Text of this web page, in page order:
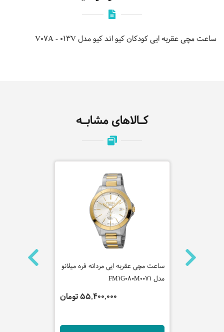
ساعت مچی عقربه ایی کودکان کیو اند کیو مدل V07A - 013V
کـالاهای مشابـه
ساعت مچی
ساعت مچی عقربه ایی مردانه فره میلانو
مدل FM1G080M0071
55,400,000 تومان